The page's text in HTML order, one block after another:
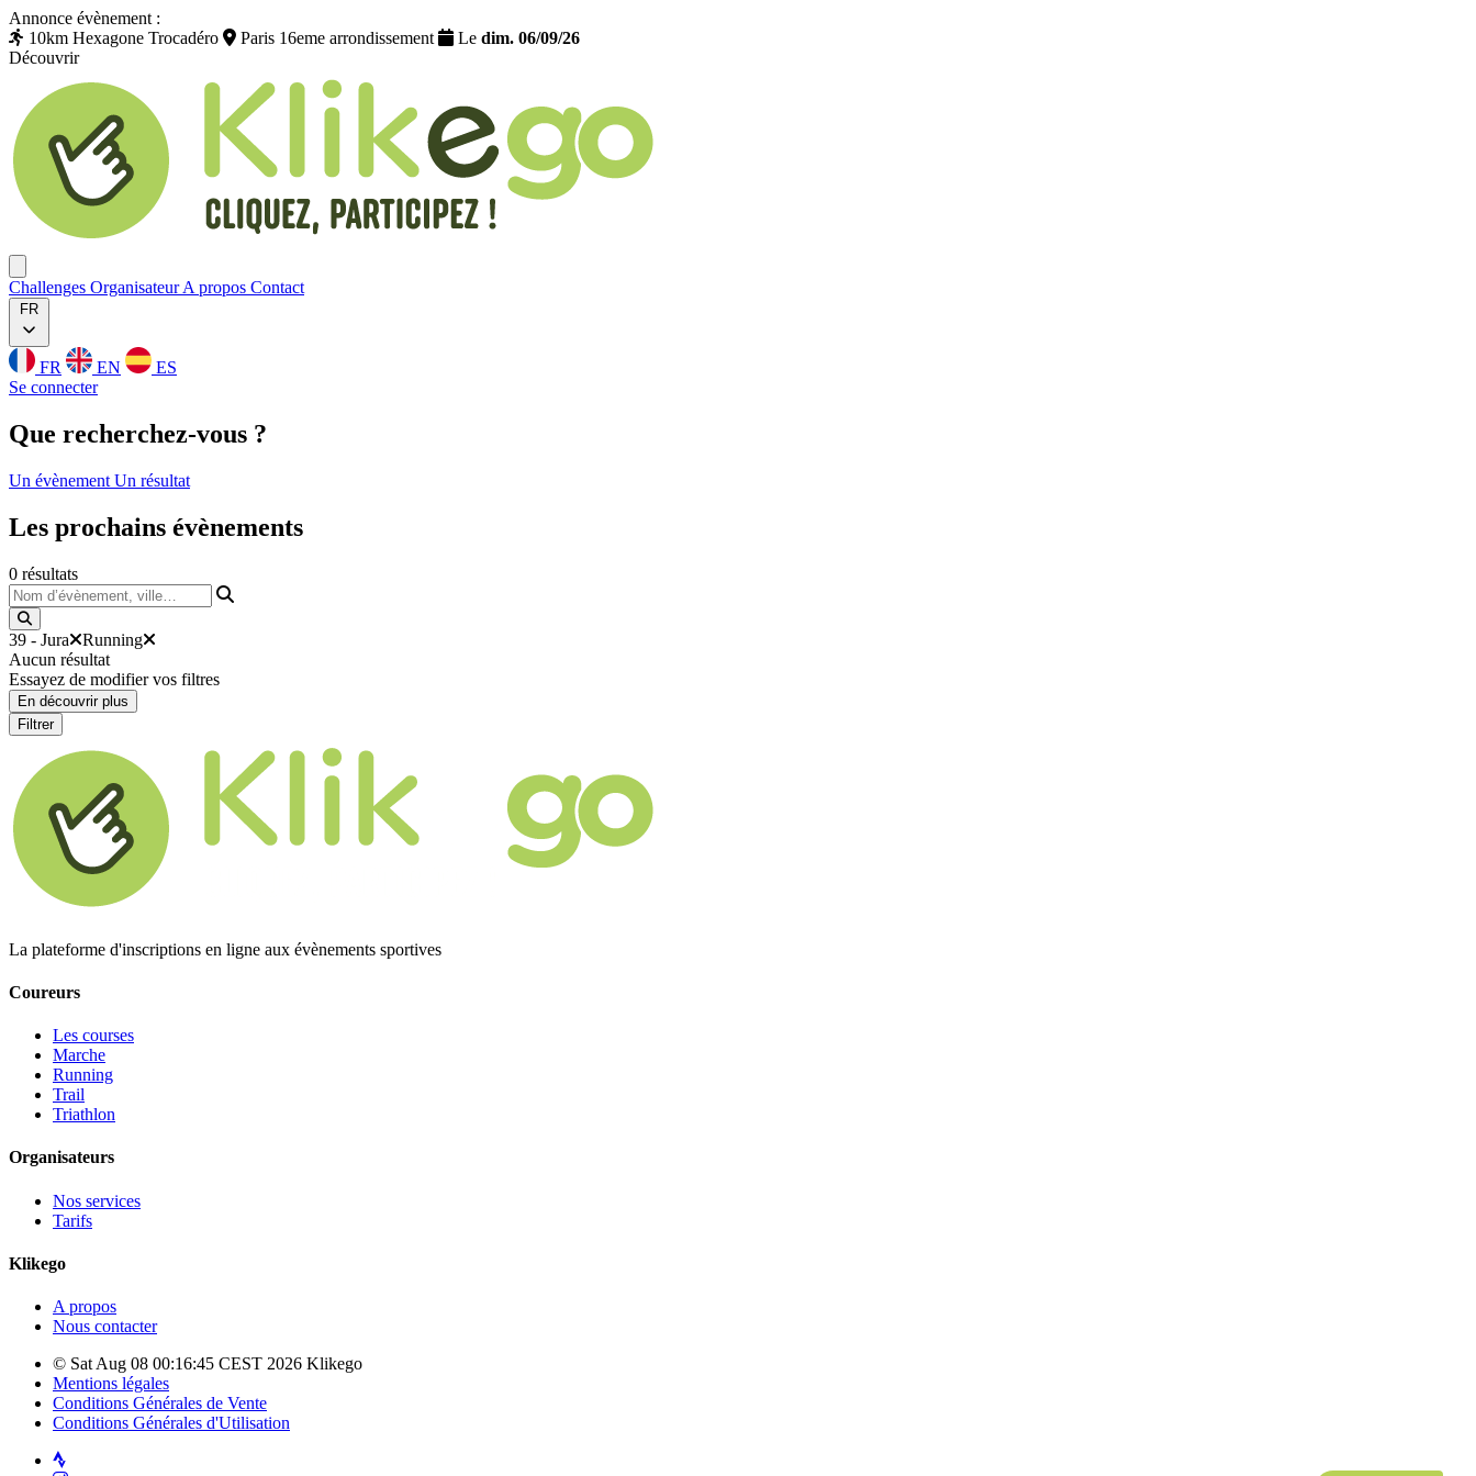
Annonce évènement :
10km Hexagone Trocadéro
Paris 16eme arrondissement Le dim. 06/09/26
Découvrir
Challenges OrganisateurA propos Contact
FR
FR EN
ES
Se connecter
Que recherchez-vous ?
Un évènement Un résultat
Les prochains évènements
0 résultats
Nom d’évènement, ville…
39 - Jura
Running
Aucun résultat
Essayez de modifier vos filtres
En découvrir plus
Filtrer
La plateforme d'inscriptions en ligne aux évènements sportives
Coureurs
Les courses
Marche
Running
Trail
Triathlon
Organisateurs
Nos services
Tarifs
Klikego
A propos
Nous contacter
© Sat Aug 08 00:16:45 CEST 2026 Klikego
Mentions légales
Conditions Générales de Vente
Conditions Générales d'Utilisation
Strava